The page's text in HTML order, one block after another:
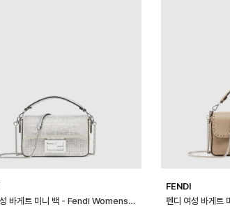
펜디 여성 바게트 미니 백 - Fendi Womens Baguette Mini Bag - …
FENDI